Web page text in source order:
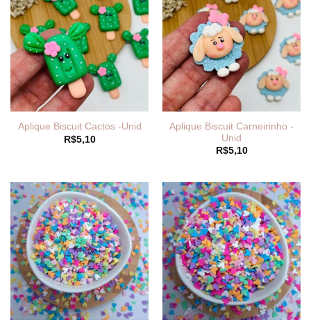
Aplique Biscuit Cactos -Unid
R$5,10
Aplique Biscuit Carneirinho -
Unid
R$5,10